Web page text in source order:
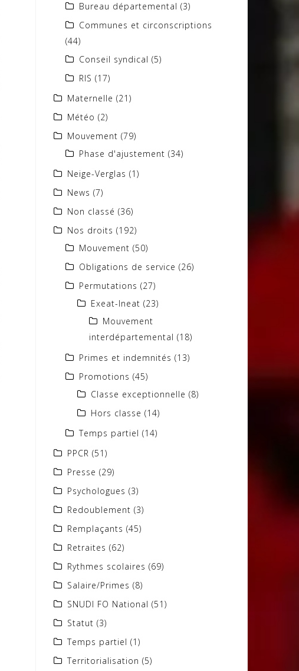
Bureau départemental (3)
Communes et circonscriptions
(44)
Conseil syndical (5)
RIS (17)
Maternelle (21)
Météo (2)
Mouvement (79)
Phase d'ajustement (34)
Neige-Verglas (1)
News (7)
Non classé (36)
Nos droits (192)
Mouvement (50)
Obligations de service (26)
Permutations (27)
Exeat-Ineat (23)
Mouvement
interdépartemental (18)
Primes et indemnités (13)
Promotions (45)
Classe exceptionnelle (8)
Hors classe (14)
Temps partiel (14)
PPCR (51)
Presse (29)
Psychologues (3)
Redoublement (3)
Remplaçants (45)
Retraites (62)
Rythmes scolaires (69)
Salaire/Primes (8)
SNUDI FO National (51)
Statut (3)
Temps partiel (1)
Territorialisation (5)